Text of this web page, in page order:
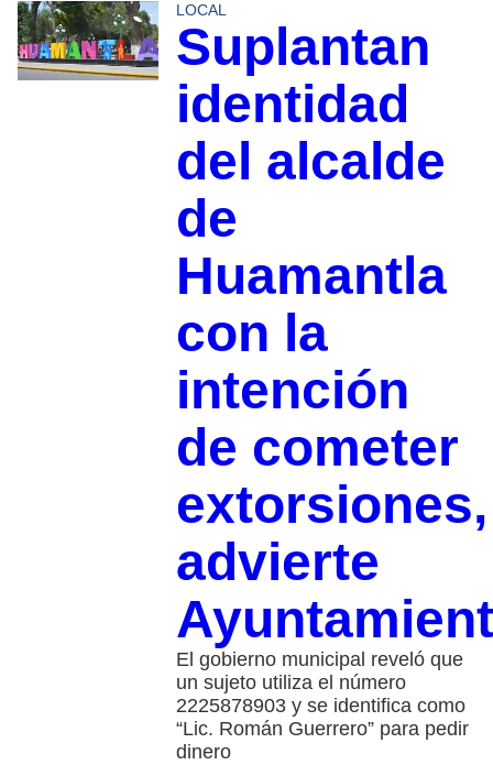
LOCAL
Suplantan
identidad
del alcalde
de
Huamantla
con la
intención
de cometer
extorsiones,
advierte
El gobierno municipal reveló que
un sujeto utiliza el número
2225878903 y se identifica como
“Lic. Román Guerrero” para pedir
dinero